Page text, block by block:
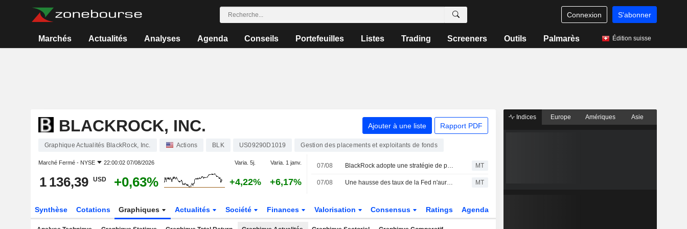
Connexion S'abonner
Marchés Actualités Analyses Agenda Conseils Portefeuilles Listes Trading Screeners Outils Palmarès Édition suisse
BLACKROCK, INC. Ajouter à une liste Rapport PDF
Graphique Actualités BlackRock, Inc. Actions BLK US09290D1019 Gestion des placements et exploitants de fonds
Marché Fermé - NYSE 22:00:02 07/08/2026 Varia. 5j. Varia. 1 janv.
1 136,39 USD +0,63% +4,22% +6,17%
07/08 BlackRock adopte une stratégie de prudence maximale sur les obligations, selon Rick Rieder MT
07/08 Une hausse des taux de la Fed n'aurait aucun sens actuellement, selon Rick Rieder de BlackRock MT
Synthèse Cotations Graphiques Actualités Société Finances Valorisation Consensus Ratings Agenda
Indices Europe Amériques Asie